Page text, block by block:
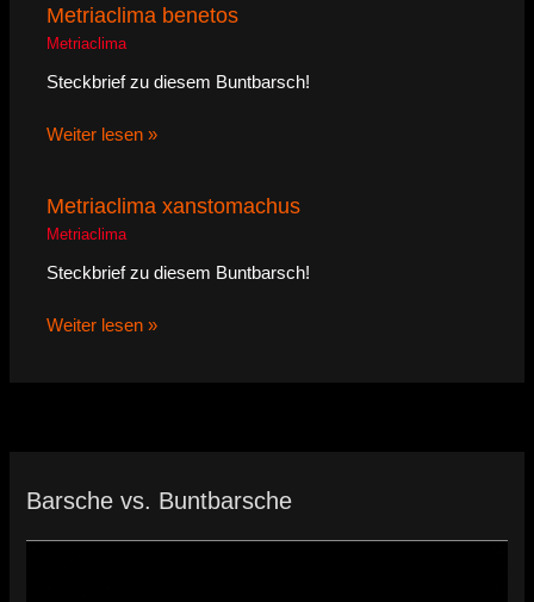
Metriaclima benetos
Metriaclima
Steckbrief zu diesem Buntbarsch!
Weiter lesen »
Metriaclima xanstomachus
Metriaclima
Steckbrief zu diesem Buntbarsch!
Weiter lesen »
Barsche vs. Buntbarsche